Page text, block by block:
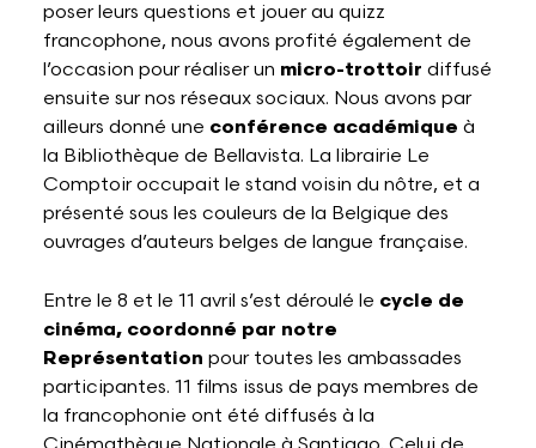
poser leurs questions et jouer au quizz
francophone, nous avons profité également de
l’occasion pour réaliser un micro-trottoir diffusé
ensuite sur nos réseaux sociaux. Nous avons par
ailleurs donné une conférence académique à
la Bibliothèque de Bellavista. La librairie Le
Comptoir occupait le stand voisin du nôtre, et a
présenté sous les couleurs de la Belgique des
ouvrages d’auteurs belges de langue française.
Entre le 8 et le 11 avril s’est déroulé le cycle de
cinéma, coordonné par notre
Représentation pour toutes les ambassades
participantes. 11 films issus de pays membres de
la francophonie ont été diffusés à la